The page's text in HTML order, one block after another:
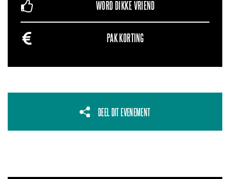
WORD DIKKE VRIEND
PAK KORTING
DEEL DIT EVENEMENT